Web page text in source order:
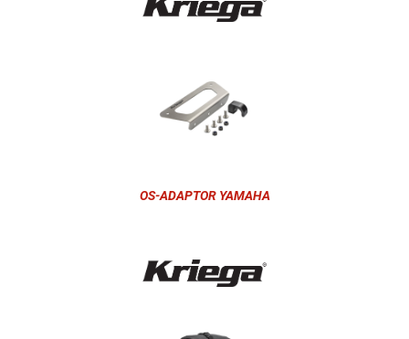
OS-ADAPTOR YAMAHA